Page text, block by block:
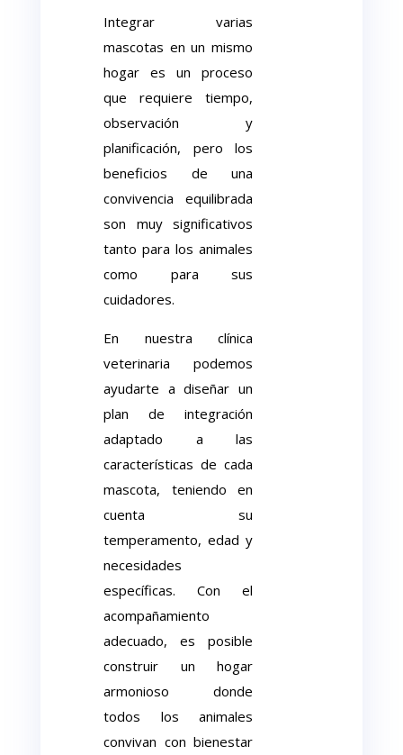
Integrar varias
mascotas en un mismo
hogar es un proceso
que requiere tiempo,
observación y
planificación, pero los
beneficios de una
convivencia equilibrada
son muy significativos
tanto para los animales
como para sus
cuidadores.
En nuestra clínica
veterinaria podemos
ayudarte a diseñar un
plan de integración
adaptado a las
características de cada
mascota, teniendo en
cuenta su
temperamento, edad y
necesidades
específicas. Con el
acompañamiento
adecuado, es posible
construir un hogar
armonioso donde
todos los animales
convivan con bienestar